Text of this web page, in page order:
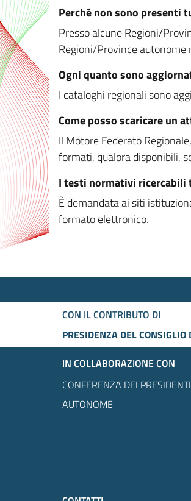
Perché non sono presenti
Presso alcune Regioni/
Regioni/Province autonome
Ogni quanto sono
I cataloghi regionali sono
Come posso scaricare un
Il Motore Federato
formati, qualora disponibili,
I testi normativi ricercabili
È demandata ai siti
formato elettronico.
CON IL CONTRIBUTO DI
PRESIDENZA DEL
IN COLLABORAZIONE CON
CONFERENZA DEI
AUTONOME